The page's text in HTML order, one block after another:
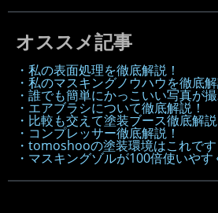
オススメ記事
・私の表面処理を徹底解説！
・私のマスキングノウハウを徹底解
・誰でも簡単にかっこいい写真が撮
・エアブラシについて徹底解説！
・比較も交えて塗装ブース徹底解
・コンプレッサー徹底解説！
・tomoshooの塗装環境はこれです
・マスキングゾルが100倍使いやす